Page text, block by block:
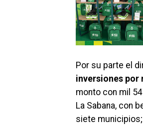
Por su parte el
inversiones por
monto con mil
La Sabana, con
siete